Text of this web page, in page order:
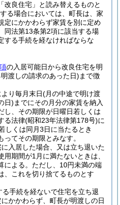
改良住宅」と読み替えるものと
る場合においては、町長は、家
定にかかわらず家賃を別に定め
同法第13条第2項に該当する場
する手続を経なければならな
の入居可能日から改良住宅を明
渡しの請求のあった日) まで徴
り毎月末日(月の中途で明け渡
日) までにその月分の家賃を納入
し、その期限が日曜日若しくは
る法律(昭和23年法律第178号)に
しくは同月3日に当たるとき
てその期限とみなす。
入居した場合、又は立ち退いた
期間が1月に満たないときは、
よる。 ただし、10円未満の端
、これを切り捨てるものとす
る手続を経ないで住宅を立ち退
かかわらず、町長が明渡しの日